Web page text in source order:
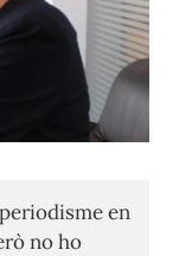
en
no ho